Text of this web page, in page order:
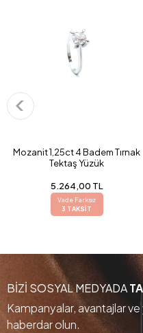
Mozanit 1,25ct 4 Badem Tırnak
Tektaş Yüzük
5.264,00 TL
Vade Farksız
3 TAKSİT
BİZİ SOSYAL MEDYADA
Kampanyalar, avantajlar
haberdar olun.